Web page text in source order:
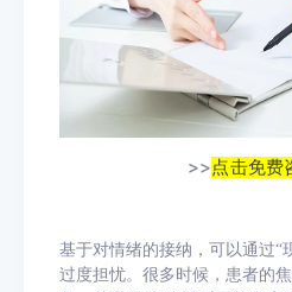
>>点击免费
基于对情绪的接纳，可以通过“
过度担忧。很多时候，患者的